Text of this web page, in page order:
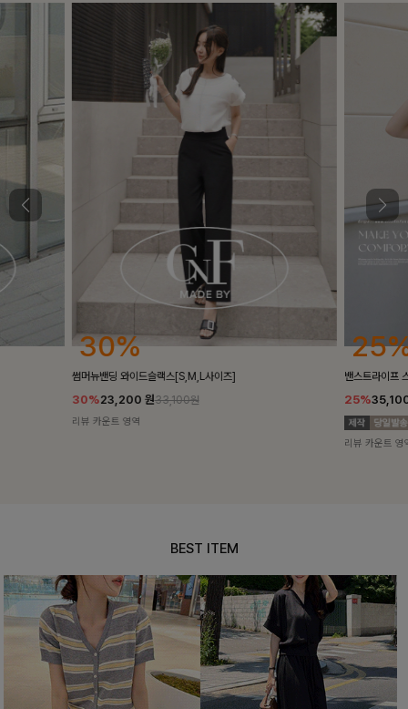
25%
밴스트라이프 스트링원피스
25%35,100원46,800원
12%
쥬린레이스 카
12%
리뷰 카운트 영
BEST ITEM